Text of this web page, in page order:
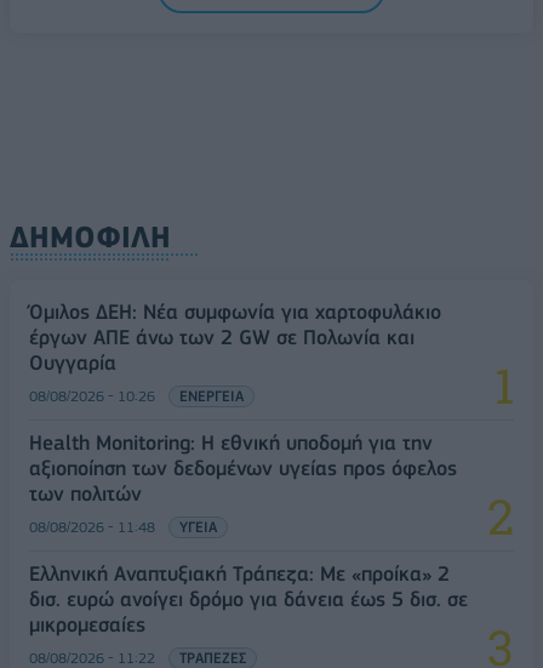
ΔΗΜΟΦΙΛΗ
Όμιλος ΔΕΗ: Νέα συμφωνία για χαρτοφυλάκιο
έργων ΑΠΕ άνω των 2 GW σε Πολωνία και
Ουγγαρία
08/08/2026 - 10:26 ΕΝΕΡΓΕΙΑ
Health Monitoring: Η εθνική υποδομή για την
αξιοποίηση των δεδομένων υγείας προς όφελος
των πολιτών
08/08/2026 - 11:48 ΥΓΕΙΑ
Ελληνική Αναπτυξιακή Τράπεζα: Με «προίκα» 2
δισ. ευρώ ανοίγει δρόμο για δάνεια έως 5 δισ. σε
μικρομεσαίες
08/08/2026 - 11:22 ΤΡΑΠΕΖΕΣ